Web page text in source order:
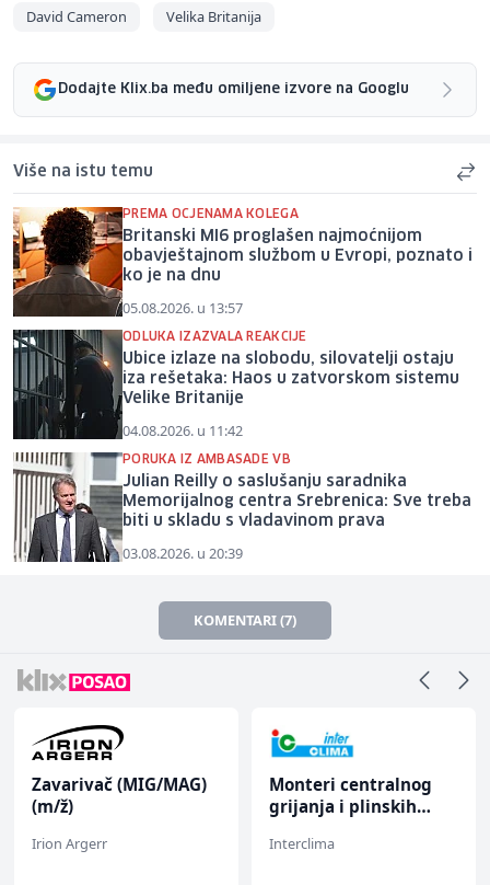
David Cameron Velika Britanija
Dodajte Klix.ba među omiljene izvore na Googlu
Više na istu temu
PREMA OCJENAMA KOLEGA
Britanski MI6 proglašen najmoćnijom
obavještajnom službom u Evropi, poznato i
ko je na dnu
05.08.2026. u 13:57
ODLUKA IZAZVALA REAKCIJE
Ubice izlaze na slobodu, silovatelji ostaju
iza rešetaka: Haos u zatvorskom sistemu
Velike Britanije
04.08.2026. u 11:42
PORUKA IZ AMBASADE VB
Julian Reilly o saslušanju saradnika
Memorijalnog centra Srebrenica: Sve treba
biti u skladu s vladavinom prava
03.08.2026. u 20:39
KOMENTARI (7)
Zavarivač (MIG/MAG)
(m/ž)
Irion Argerr
Monteri centralnog
grijanja i plinskih
Interclima